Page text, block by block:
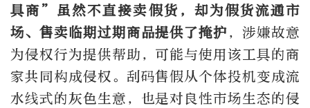
具商”虽然不直接卖假货，却为假货流通市
场、售卖临期过期商品提供了掩护，涉嫌故意
为侵权行为提供帮助，可能与使用该工具的商
家共同构成侵权。刮码售假从个体投机变成流
水线式的灰色生意，也是对良性市场生态的侵